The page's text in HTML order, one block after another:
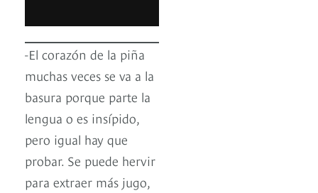
-El corazón de la piña
muchas veces se va a la
basura porque parte la
lengua o es insípido,
pero igual hay que
probar. Se puede hervir
para extraer más jugo,